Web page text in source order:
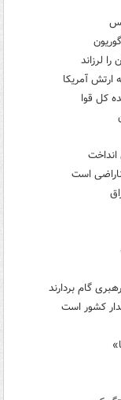
ارتش آمریکا
کل قوا
است
گام بردارند
کشور است